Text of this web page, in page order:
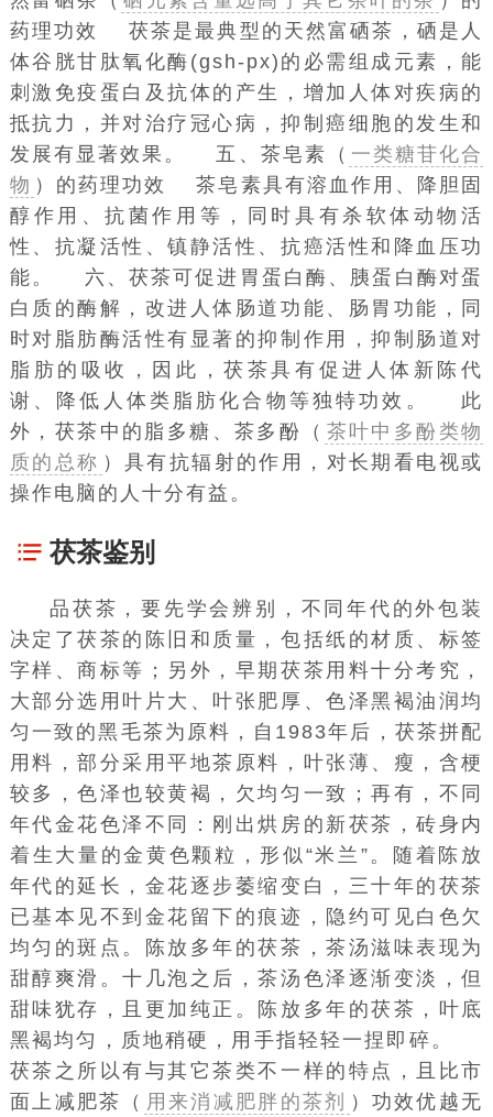
药理功效 茯茶是最典型的天然富硒茶，硒是人
体谷胱甘肽氧化酶(gsh-px)的必需组成元素，能
刺激免疫蛋白及抗体的产生，增加人体对疾病的
抵抗力，并对治疗冠心病，抑制癌细胞的发生和
发展有显著效果。 五、茶皂素（ 一类糖苷化合
物 ）的药理功效 茶皂素具有溶血作用、降胆固
醇作用、抗菌作用等，同时具有杀软体动物活
性、抗凝活性、镇静活性、抗癌活性和降血压功
能。 六、茯茶可促进胃蛋白酶、
胰蛋白酶对蛋
白质的酶解，改进人体肠道功能、肠胃功能，同
时对脂肪酶活性有显著的抑制作用，抑制肠道对
脂肪的吸收，因此，茯茶具有促进人体新陈代
谢、降低人体类脂肪化合物等独特功效。 此
外，茯茶中的脂多糖、茶多酚（ 茶叶中多酚类物
质的总称 ）具有抗辐射的作用，对长期看电视或
操作电脑的人十分有益。
茯茶鉴别
品茯茶，要先学会辨别，不同年代的外包装
决定了茯茶的陈旧和质量，包括纸的材质、标签
字样、商标等；另外，早期茯茶用料十分考究，
大部分选用叶片大、叶张肥厚、色泽黑褐油润均
匀一致的黑毛茶为原料，自1983年后，茯茶拼配
用料，部分采用平地茶原料，叶张薄、瘦，含梗
较多，色泽也较黄褐，欠均匀一致；再有，不同
年代金花色泽不同：刚出烘房的新茯茶，砖身内
着生大量的金黄色颗粒，形似“米兰”。随着陈放
年代的延长，金花逐步萎缩变白，三十年的茯茶
已基本见不到金花留下的痕迹，隐约可见白色欠
均匀的斑点。陈放多年的茯茶，茶汤滋味表现为
甜醇爽滑。十几泡之后，茶汤色泽逐渐变淡，但
甜味犹存，且更加纯正。陈放多年的茯茶，叶底
黑褐均匀，质地稍硬，用手指轻轻一捏即碎。
茯茶之所以有与其它茶类不一样的特点，且比市
面上减肥茶（ 用来消减肥胖的茶剂 ）功效优越无